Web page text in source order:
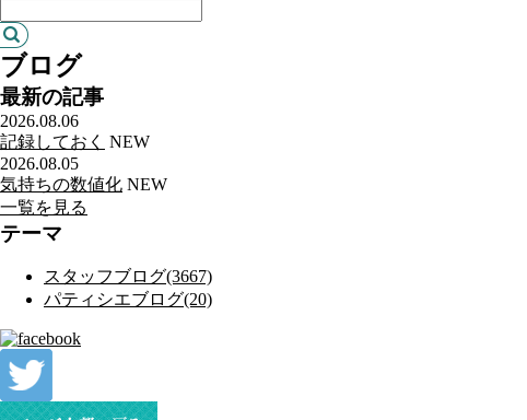
ブログ
最新の記事
2026.08.06
記録しておく NEW
2026.08.05
気持ちの数値化 NEW
一覧を見る
テーマ
スタッフブログ(3667)
パティシエブログ(20)